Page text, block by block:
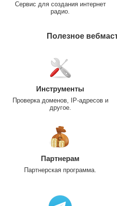
Сервис для создания интернет
радио.
Полезное
Инструменты
Проверка доменов, IP-адресов и
другое.
Партнерам
Партнерская программа.